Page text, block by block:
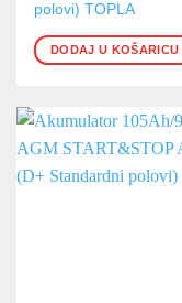
polovi) TOPLA
DODAJ U KOŠARICU